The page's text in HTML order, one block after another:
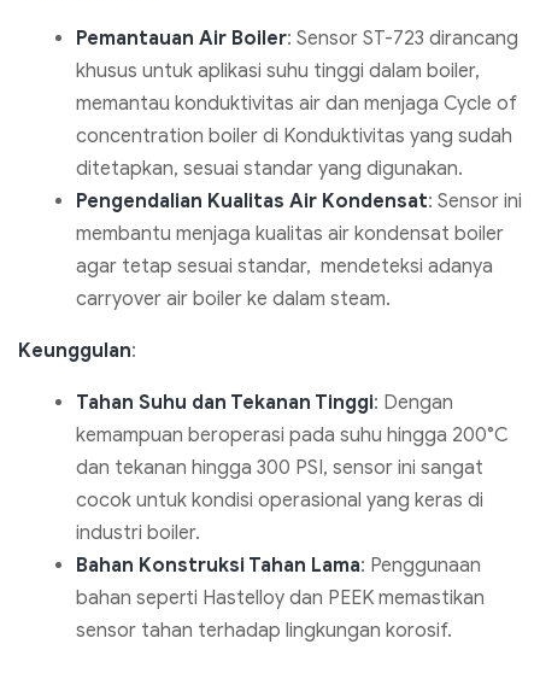
Pemantauan Air Boiler: Sensor ST-723 dirancang
khusus untuk aplikasi suhu tinggi dalam boiler,
memantau konduktivitas air dan menjaga Cycle of
concentration boiler di Konduktivitas yang sudah
ditetapkan, sesuai standar yang digunakan.
Pengendalian Kualitas Air Kondensat: Sensor ini
membantu menjaga kualitas air kondensat boiler
agar tetap sesuai standar, mendeteksi adanya
carryover air boiler ke dalam steam.
Keunggulan:
Tahan Suhu dan Tekanan Tinggi: Dengan
kemampuan beroperasi pada suhu hingga 200°C
dan tekanan hingga 300 PSI, sensor ini sangat
cocok untuk kondisi operasional yang keras di
industri boiler.
Bahan Konstruksi Tahan Lama: Penggunaan
bahan seperti Hastelloy dan PEEK memastikan
sensor tahan terhadap lingkungan korosif.